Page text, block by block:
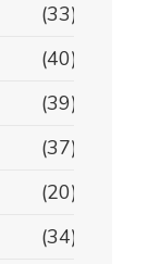
(33)
(40)
(39)
(37)
(20)
(34)